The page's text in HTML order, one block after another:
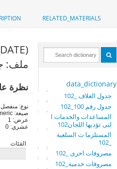
RELATED_MATERIALS
data_dictionary
جدول الغلاف _102
جدول رقم 100_102
المساعدات والخدمات ا
لتى تؤديها اللجان102
المستلزما ت السلعية
مصروفات اخرى _102
مصروفات خدمية_102
(SYSTEM_DATE)
ملف:
نظرة
نوع: منفصل
صيغة: numeric
عرض: 1
عشري: 0
الفئات